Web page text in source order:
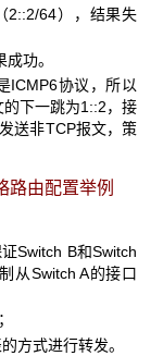
2::2/64），结果失
功。
ICMP6协议，所以
下一跳为1::2，接
送非TCP报文，策
路由配置举例
Switch B和Switch
从Switch A的接口
方式进行转发。